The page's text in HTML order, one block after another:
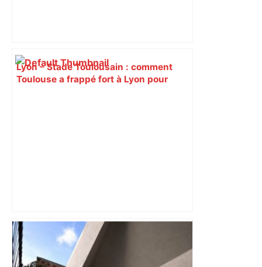
Lyon – Stade Toulousain : comment
Toulouse a frappé fort à Lyon pour
ENTRETIEN. Municipales 2026 à
Toulouse : sous le feu des critiques,
Briançon assume son alliance avec